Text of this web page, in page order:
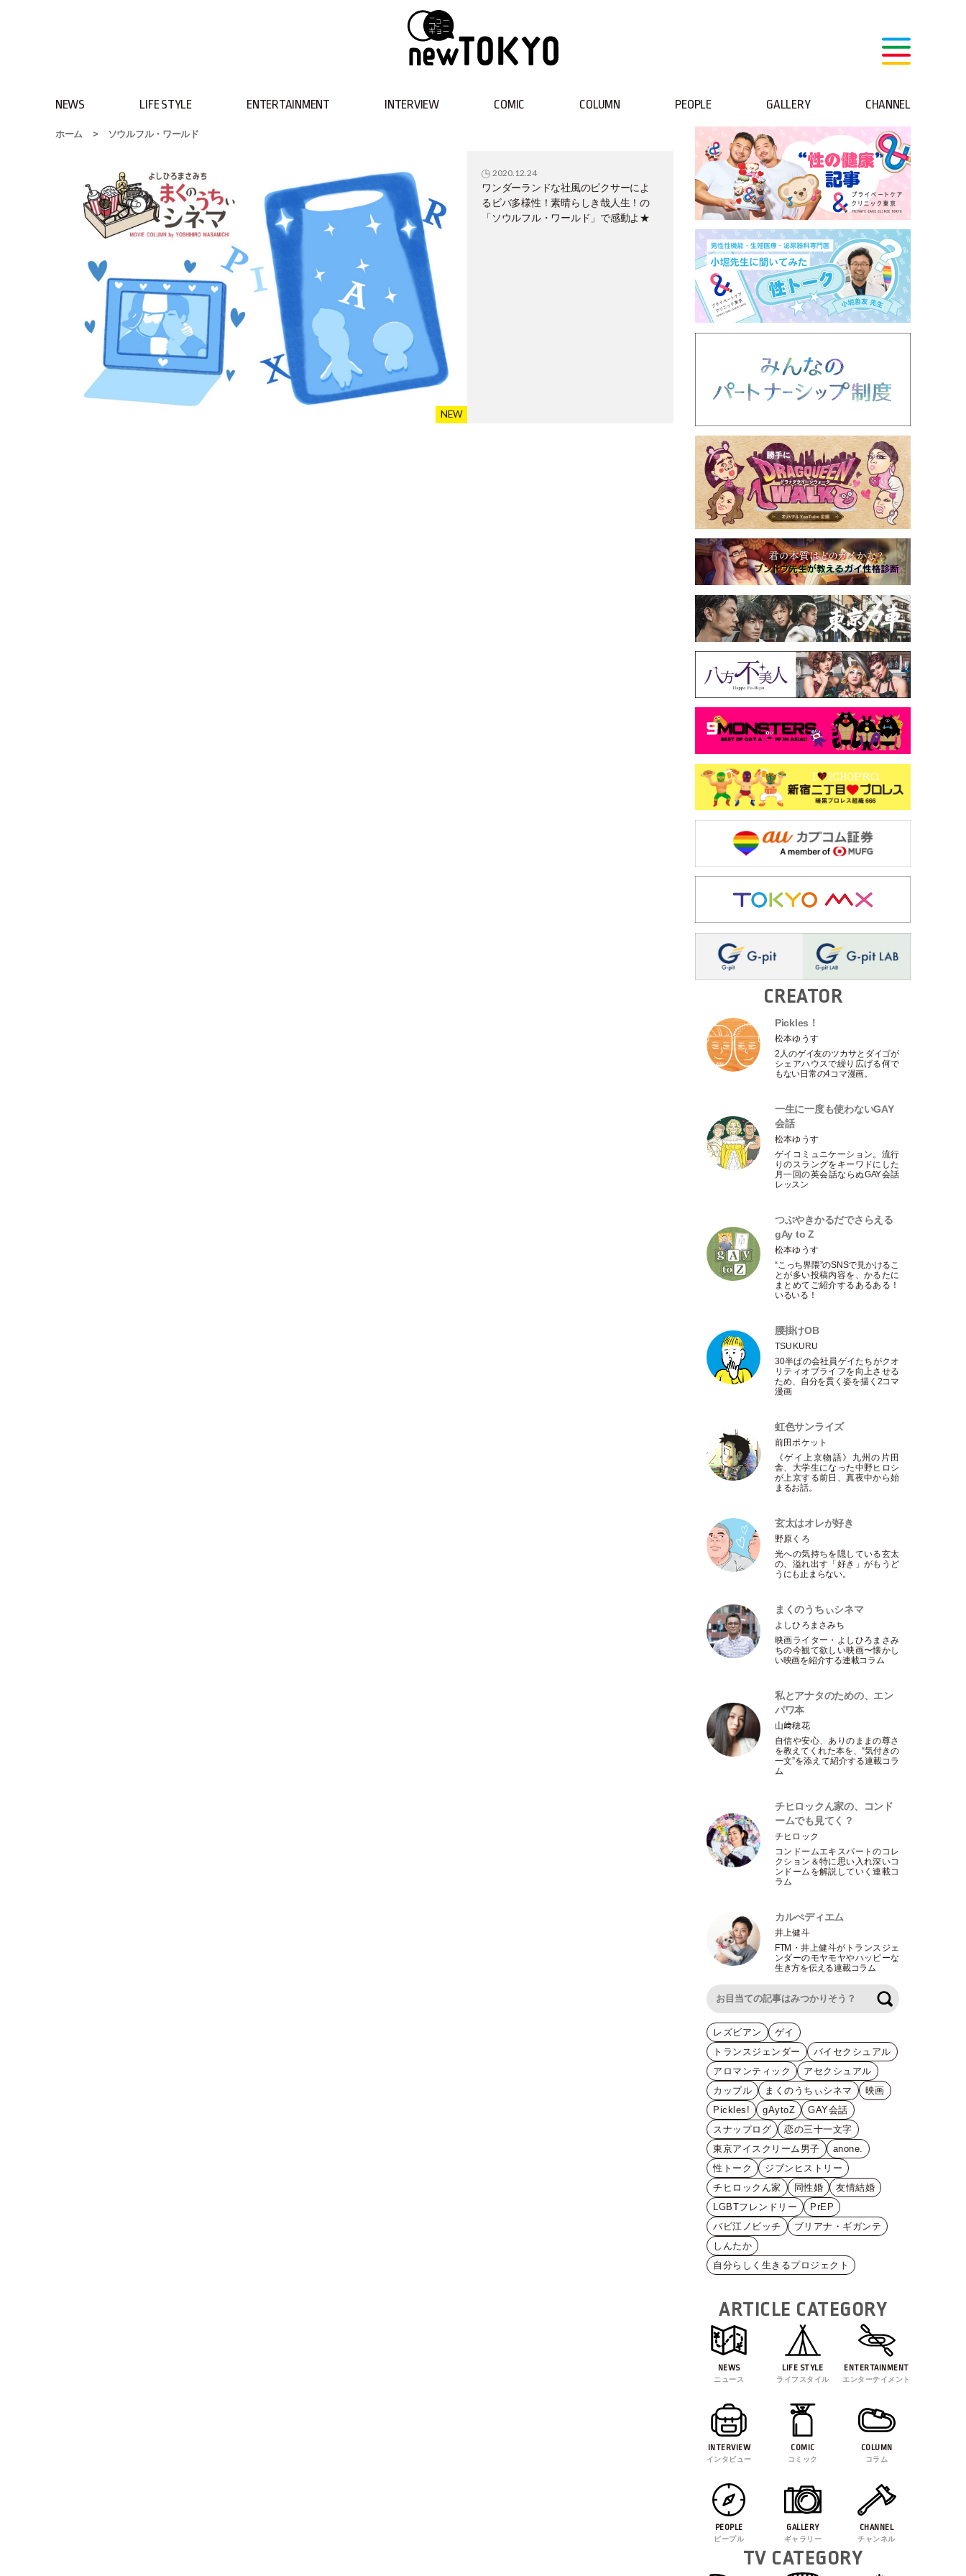
NEWS LIFE STYLE ENTERTAINMENT INTERVIEW COMIC COLUMN PEOPLE GALLERY CHANNEL
ホーム > ソウルフル・ワールド
2020.12.24
ワンダーランドな社風のピクサーによ
るビバ多様性！素晴らしき哉人生！の
「ソウルフル・ワールド」で感動よ★
CREATOR
Pickles！
松本ゆうす
2人のゲイ友のツカサとダイゴが
シェアハウスで繰り広げる何で
もない日常の4コマ漫画。
一生に一度も使わないGAY
会話
松本ゆうす
ゲイコミュニケーション。流行
りのスラングをキーワドにした
月一回の英会話ならぬGAY会話
レッスン
つぶやきかるだでさらえる
gAy to Z
松本ゆうす
“こっち界隈”のSNSで見かけるこ
とが多い投稿内容を、かるたに
まとめてご紹介するあるある！
いるいる！
腰掛けOB
TSUKURU
30半ばの会社員ゲイたちがクオ
リティオブライフを向上させる
ため、自分を貫く姿を描く2コマ
漫画
虹色サンライズ
前田ポケット
《ゲイ上京物語》九州の片田
舎、大学生になった中野ヒロシ
が上京する前日、真夜中から始
まるお話。
玄太はオレが好き
野原くろ
光への気持ちを隠している玄太
の、溢れ出す 「好き 」がもうど
うにも止まらない。
まくのうちぃシネマ
よしひろまさみち
映画ライター ・ よしひろまさみ
ちの今観て欲しい映画〜懐かし
い映画を紹介する連載コラム
私とアナタのための、エン
パワ本
山﨑穂花
自信や安心、ありのままの尊さ
を教えてくれた本を、“気付きの
一文”を添えて紹介する連載コラ
ム
チヒロックん家の、コンド
ームでも見てく？
チヒロック
コンドームエキスパートのコレ
クション＆特に思い入れ深いコ
ンドームを解説していく連載コ
ラム
カルぺディエム
井上健斗
FTM ・井上健斗がトランスジェ
ンダーのモヤモヤやハッピーな
生き方を伝える連載コラム
レズビアン
ゲイ
トランスジェンダー
バイセクシュアル
アロマンティック
アセクシュアル
カップル
まくのうちぃシネマ
映画
Pickles!
gAytoZ
GAY会話
スナップログ
恋の三十一文字
東京アイスクリーム男子
anone.
性トーク
ジブンヒストリー
チヒロックん家
同性婚
友情結婚
LGBTフレンドリー
PrEP
バビ江ノビッチ
ブリアナ・ギガンテ
しんたか
自分らしく生きるプロジェクト
ARTICLE CATEGORY
NEWS
ニュース
LIFE STYLE
ライフスタイル
ENTERTAINMENT
エンターテイメント
INTERVIEW
インタビュー
COMIC
コミック
COLUMN
コラム
PEOPLE
ピープル
GALLERY
ギャラリー
CHANNEL
チャンネル
TV CATEGORY